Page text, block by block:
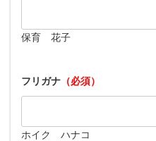
保育 花子
フリガナ （必須）
ホイク ハナコ